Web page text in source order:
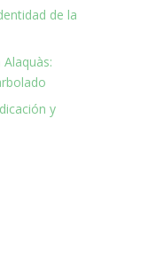
de la
y